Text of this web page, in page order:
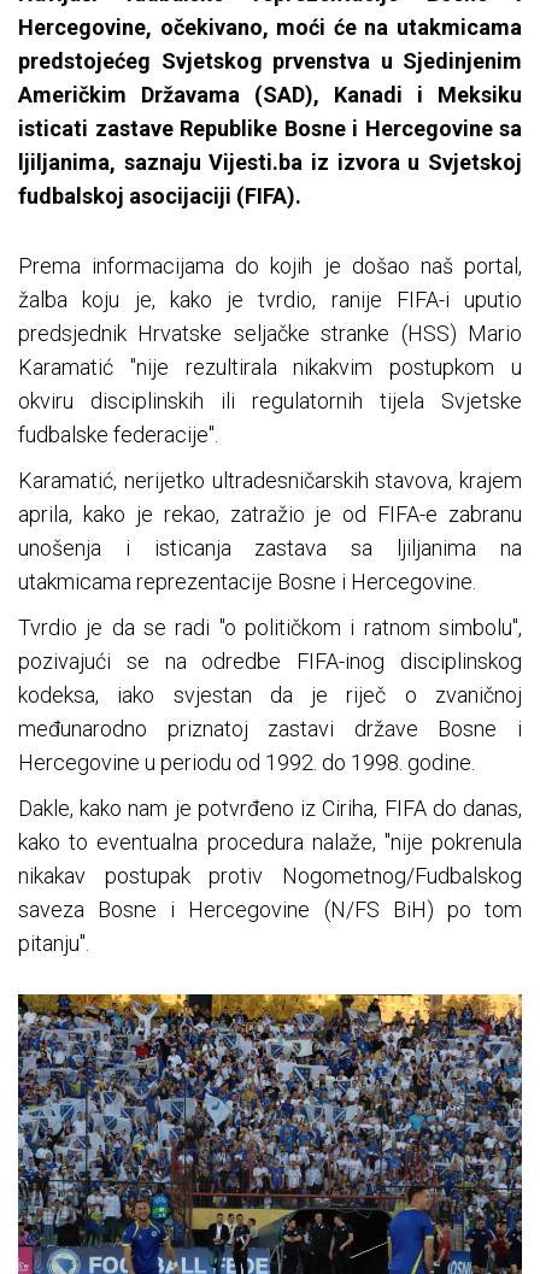
Hercegovine, očekivano, moći će na utakmicama
predstojećeg Svjetskog prvenstva u Sjedinjenim
Američkim Državama (SAD), Kanadi i Meksiku
isticati zastave Republike Bosne i Hercegovine sa
ljiljanima, saznaju Vijesti.ba iz izvora u Svjetskoj
fudbalskoj asocijaciji (FIFA).
Prema informacijama do kojih je došao naš portal,
žalba koju je, kako je tvrdio, ranije FIFA-i uputio
predsjednik Hrvatske seljačke stranke (HSS) Mario
Karamatić "nije rezultirala nikakvim postupkom u
okviru disciplinskih ili regulatornih tijela Svjetske
fudbalske federacije".
Karamatić, nerijetko ultradesničarskih stavova, krajem
aprila, kako je rekao, zatražio je od FIFA-e zabranu
unošenja i isticanja zastava sa ljiljanima na
utakmicama reprezentacije Bosne i Hercegovine.
Tvrdio je da se radi "o političkom i ratnom simbolu",
pozivajući se na odredbe FIFA-inog disciplinskog
kodeksa, iako svjestan da je riječ o zvaničnoj
međunarodno priznatoj zastavi države Bosne i
Hercegovine u periodu od 1992. do 1998. godine.
Dakle, kako nam je potvrđeno iz Ciriha, FIFA do danas,
kako to eventualna procedura nalaže, "nije pokrenula
nikakav postupak protiv Nogometnog/Fudbalskog
saveza Bosne i Hercegovine (N/FS BiH) po tom
pitanju".